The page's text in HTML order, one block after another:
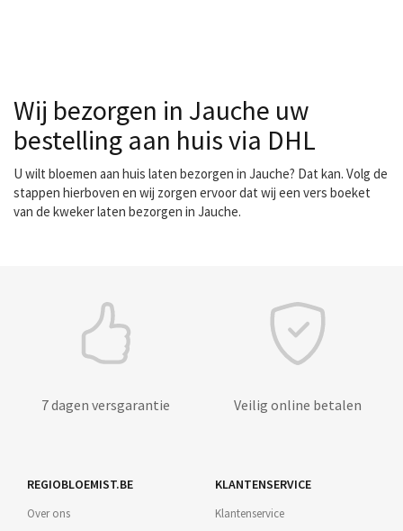
Wij bezorgen in Jauche uw
bestelling aan huis via DHL
U wilt bloemen aan huis laten bezorgen in Jauche? Dat kan. Volg de
stappen hierboven en wij zorgen ervoor dat wij een vers boeket
van de kweker laten bezorgen in Jauche.
7 dagen versgarantie Veilig online betalen
REGIOBLOEMIST.BE
Over ons
KLANTENSERVICE
Klantenservice